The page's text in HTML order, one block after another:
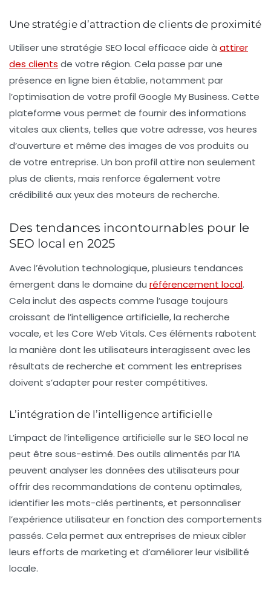
Une stratégie d’attraction de clients de proximité
Utiliser une stratégie SEO local efficace aide à attirer
des clients de votre région. Cela passe par une
présence en ligne bien établie, notamment par
l’optimisation de votre profil Google My Business. Cette
plateforme vous permet de fournir des informations
vitales aux clients, telles que votre adresse, vos heures
d’ouverture et même des images de vos produits ou
de votre entreprise. Un bon profil attire non seulement
plus de clients, mais renforce également votre
crédibilité aux yeux des moteurs de recherche.
Des tendances incontournables pour le
SEO local en 2025
Avec l’évolution technologique, plusieurs tendances
émergent dans le domaine du référencement local.
Cela inclut des aspects comme l’usage toujours
croissant de l’intelligence artificielle, la recherche
vocale, et les Core Web Vitals. Ces éléments rabotent
la manière dont les utilisateurs interagissent avec les
résultats de recherche et comment les entreprises
doivent s’adapter pour rester compétitives.
L’intégration de l’intelligence artificielle
L’impact de l’intelligence artificielle sur le SEO local ne
peut être sous-estimé. Des outils alimentés par l’IA
peuvent analyser les données des utilisateurs pour
offrir des recommandations de contenu optimales,
identifier les mots-clés pertinents, et personnaliser
l’expérience utilisateur en fonction des comportements
passés. Cela permet aux entreprises de mieux cibler
leurs efforts de marketing et d’améliorer leur visibilité
locale.